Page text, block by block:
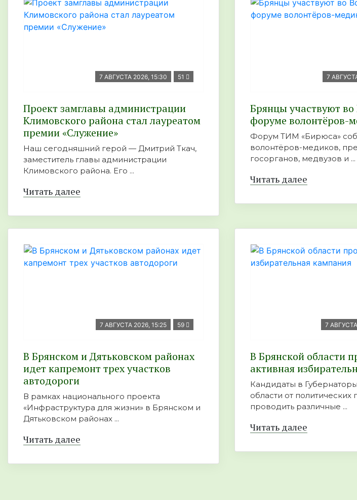
7 АВГУСТА 2026, 15:30 51
Проект замглавы администрации
Климовского района стал лауреатом
премии «Служение»
Наш сегодняшний герой — Дмитрий Ткач,
заместитель главы администрации
Климовского района. Его ...
Читать далее
7
Брянцы участвуют
форуме волонтёров-
Форум ТИМ «Бирюса»
волонтёров-медиков,
госорганов, медвузов и ...
Читать далее
7 АВГУСТА 2026, 15:25 59
В Брянском и Дятьковском районах
идет капремонт трех участков
автодороги
В рамках национального проекта
«Инфраструктура для жизни» в Брянском и
Дятьковском районах ...
Читать далее
7
В Брянской области
активная
Кандидаты в
области от политических
проводить различные ...
Читать далее